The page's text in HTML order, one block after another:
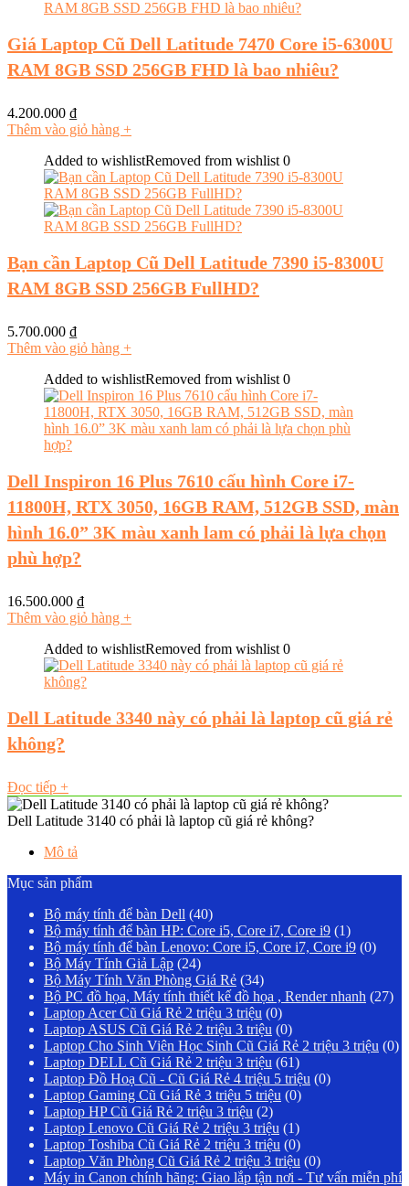
Giá Laptop Cũ Dell Latitude 7470 Core i5-6300U
RAM 8GB SSD 256GB FHD là bao nhiêu?
4.200.000 ₫
Thêm vào giỏ hàng +
Added to wishlistRemoved from wishlist 0
Bạn cần Laptop Cũ Dell Latitude 7390 i5-8300U
RAM 8GB SSD 256GB FullHD?
5.700.000 ₫
Thêm vào giỏ hàng +
Added to wishlistRemoved from wishlist 0
Dell Inspiron 16 Plus 7610 cấu hình Core i7-
11800H, RTX 3050, 16GB RAM, 512GB SSD, màn
hình 16.0” 3K màu xanh lam có phải là lựa chọn
phù hợp?
16.500.000 ₫
Thêm vào giỏ hàng +
Added to wishlistRemoved from wishlist 0
Dell Latitude 3340 này có phải là laptop cũ giá rẻ
không?
Đọc tiếp +
Dell Latitude 3140 có phải là laptop cũ giá rẻ không?
Mô tả
Mục sản phẩm
Bộ máy tính để bàn Dell (40)
Bộ máy tính để bàn HP: Core i5, Core i7, Core i9 (1)
Bộ máy tính để bàn Lenovo: Core i5, Core i7, Core i9 (0)
Bộ Máy Tính Giả Lập (24)
Bộ Máy Tính Văn Phòng Giá Rẻ (34)
Bộ PC đồ họa, Máy tính thiết kế đồ họa , Render nhanh (27)
Laptop Acer Cũ Giá Rẻ 2 triệu 3 triệu (0)
Laptop ASUS Cũ Giá Rẻ 2 triệu 3 triệu (0)
Laptop Cho Sinh Viên Học Sinh Cũ Giá Rẻ 2 triệu 3 triệu (0)
Laptop DELL Cũ Giá Rẻ 2 triệu 3 triệu (61)
Laptop Đồ Hoạ Cũ - Cũ Giá Rẻ 4 triệu 5 triệu (0)
Laptop Gaming Cũ Giá Rẻ 3 triệu 5 triệu (0)
Laptop HP Cũ Giá Rẻ 2 triệu 3 triệu (2)
Laptop Lenovo Cũ Giá Rẻ 2 triệu 3 triệu (1)
Laptop Toshiba Cũ Giá Rẻ 2 triệu 3 triệu (0)
Laptop Văn Phòng Cũ Giá Rẻ 2 triệu 3 triệu (0)
Máy in Canon chính hãng: Giao lắp tận nơi - Tư vấn miễn phí